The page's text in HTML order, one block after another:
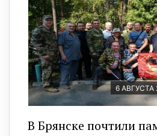
6 АВГУСТА
В Брянске почтили